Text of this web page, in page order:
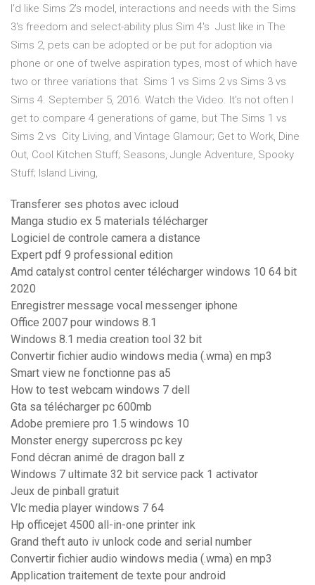
I'd like Sims 2's model, interactions and needs with the Sims
3's freedom and select-ability plus Sim 4's Just like in The
Sims 2, pets can be adopted or be put for adoption via
phone or one of twelve aspiration types, most of which have
two or three variations that Sims 1 vs Sims 2 vs Sims 3 vs
Sims 4. September 5, 2016. Watch the Video. It's not often I
get to compare 4 generations of game, but The Sims 1 vs
Sims 2 vs City Living, and Vintage Glamour; Get to Work, Dine
Out, Cool Kitchen Stuff; Seasons, Jungle Adventure, Spooky
Stuff; Island Living,
Transferer ses photos avec icloud
Manga studio ex 5 materials télécharger
Logiciel de controle camera a distance
Expert pdf 9 professional edition
Amd catalyst control center télécharger windows 10 64 bit
2020
Enregistrer message vocal messenger iphone
Office 2007 pour windows 8.1
Windows 8.1 media creation tool 32 bit
Convertir fichier audio windows media (.wma) en mp3
Smart view ne fonctionne pas a5
How to test webcam windows 7 dell
Gta sa télécharger pc 600mb
Adobe premiere pro 1.5 windows 10
Monster energy supercross pc key
Fond décran animé de dragon ball z
Windows 7 ultimate 32 bit service pack 1 activator
Jeux de pinball gratuit
Vlc media player windows 7 64
Hp officejet 4500 all-in-one printer ink
Grand theft auto iv unlock code and serial number
Convertir fichier audio windows media (.wma) en mp3
Application traitement de texte pour android